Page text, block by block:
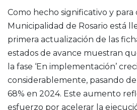
Como hecho significativo y para
Municipalidad de Rosario está
primera actualización de las
estados de avance muestran
la fase ‘En implementación’
considerablemente, pasando
68% en 2024. Este aumento
esfuerzo por acelerar la